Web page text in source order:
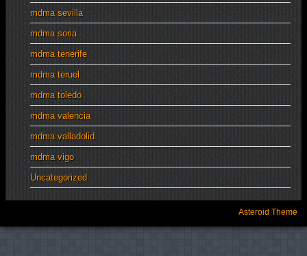
mdma sevilla
mdma soria
mdma tenerife
mdma teruel
mdma toledo
mdma valencia
mdma valladolid
mdma vigo
Uncategorized
Asteroid Theme